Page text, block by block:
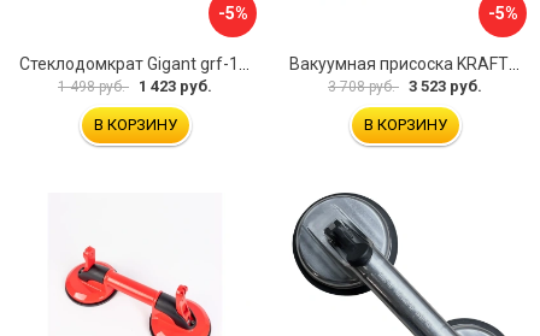
-5%
1 498 руб. 1 423 руб.
В КОРЗИНУ
-5%
3 708 руб. 3 523 руб.
В КОРЗИНУ